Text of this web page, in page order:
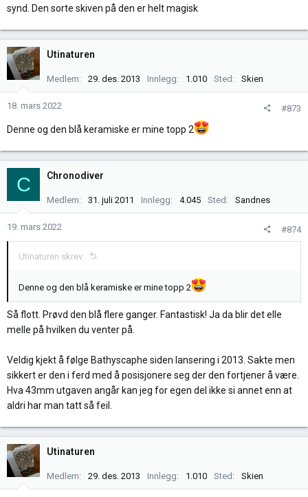
synd. Den sorte skiven på den er helt magisk
Utinaturen
Medlem 29. des. 2013 Innlegg 1.010 Sted Skien
18. mars 2022 #873
Denne og den blå keramiske er mine topp 2
C Chronodiver
Medlem 31. juli 2011 Innlegg 4.045 Sted Sandnes
19. mars 2022 #874
Utinaturen skrev:
Denne og den blå keramiske er mine topp 2
Så flott. Prøvd den blå flere ganger. Fantastisk! Ja da blir det elle
melle på hvilken du venter på.
Veldig kjekt å følge Bathyscaphe siden lansering i 2013. Sakte men
sikkert er den i ferd med å posisjonere seg der den fortjener å være.
Hva 43mm utgaven angår kan jeg for egen del ikke si annet enn at
aldri har man tatt så feil.
Utinaturen
Medlem 29. des. 2013 Innlegg 1.010 Sted Skien